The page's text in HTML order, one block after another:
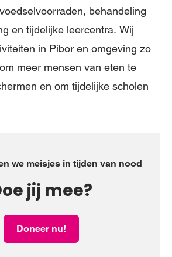
behandeling
en tijdelijke leercentra. Wij
in Pibor en omgeving zo
meer mensen van eten te
en om tijdelijke scholen
we meisjes in tijden van nood
jij mee?
Doneer nu!